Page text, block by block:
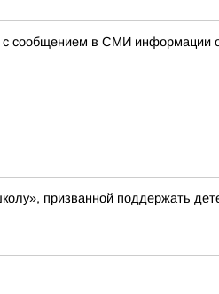
с сообщением в СМИ информации
призванной поддержать